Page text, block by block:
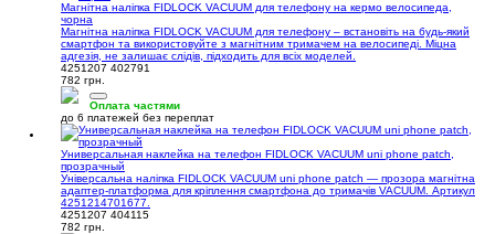
Магнітна наліпка FIDLOCK VACUUM для телефону на кермо велосипеда,
чорна
Магнітна наліпка FIDLOCK VACUUM для телефону – встановіть на будь-який
смартфон та використовуйте з магнітним тримачем на велосипеді. Міцна
адгезія, не залишає слідів, підходить для всіх моделей.
4251207 402791
782 грн.
Оплата частями
до 6 платежей без переплат
Универсальная наклейка на телефон FIDLOCK VACUUM uni phone patch,
прозрачный
Універсальна наліпка FIDLOCK VACUUM uni phone patch — прозора магнітна
адаптер-платформа для кріплення смартфона до тримачів VACUUM. Артикул
4251214701677.
4251207 404115
782 грн.